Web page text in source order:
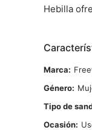
Hebilla
Marca
Género
Tipo de
Ocasión